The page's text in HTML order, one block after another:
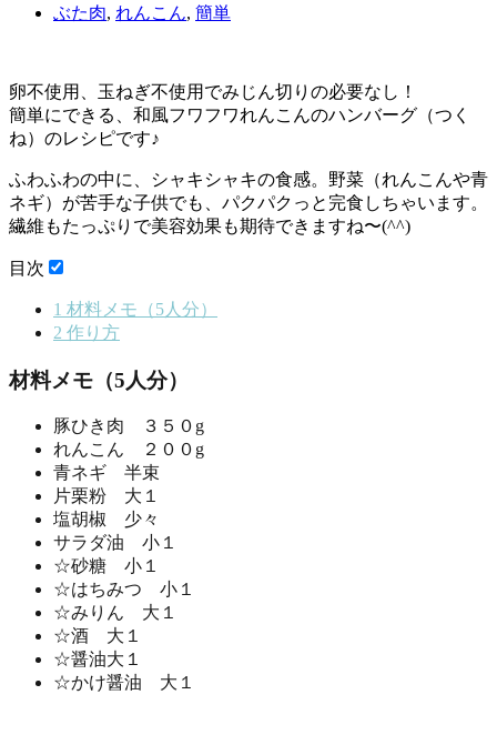
ぶた肉, れんこん, 簡単
卵不使用、玉ねぎ不使用でみじん切りの必要なし！
簡単にできる、和風フワフワれんこんのハンバーグ（つく
ね）のレシピです♪
ふわふわの中に、シャキシャキの食感。野菜（れんこんや青
ネギ）が苦手な子供でも、パクパクっと完食しちゃいます。
繊維もたっぷりで美容効果も期待できますね〜(^^)
目次
1 材料メモ（5人分）
2 作り方
材料メモ（5人分）
豚ひき肉 ３５０g
れんこん ２００g
青ネギ 半束
片栗粉 大１
塩胡椒 少々
サラダ油 小１
☆砂糖 小１
☆はちみつ 小１
☆みりん 大１
☆酒 大１
☆醤油大１
☆かけ醤油 大１